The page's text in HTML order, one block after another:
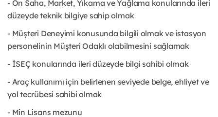
- Ön Saha, Market, Yıkama ve Yağlama konularında ileri
düzeyde teknik bilgiye sahip olmak
- Müşteri Deneyimi konusunda bilgili olmak ve istasyon
personelinin Müşteri Odaklı olabilmesini sağlamak
- İSEÇ konularında ileri düzeyde bilgi sahibi olmak
- Araç kullanımı için belirlenen seviyede belge, ehliyet ve
yol tecrübesi sahibi olmak
- Min Lisans mezunu